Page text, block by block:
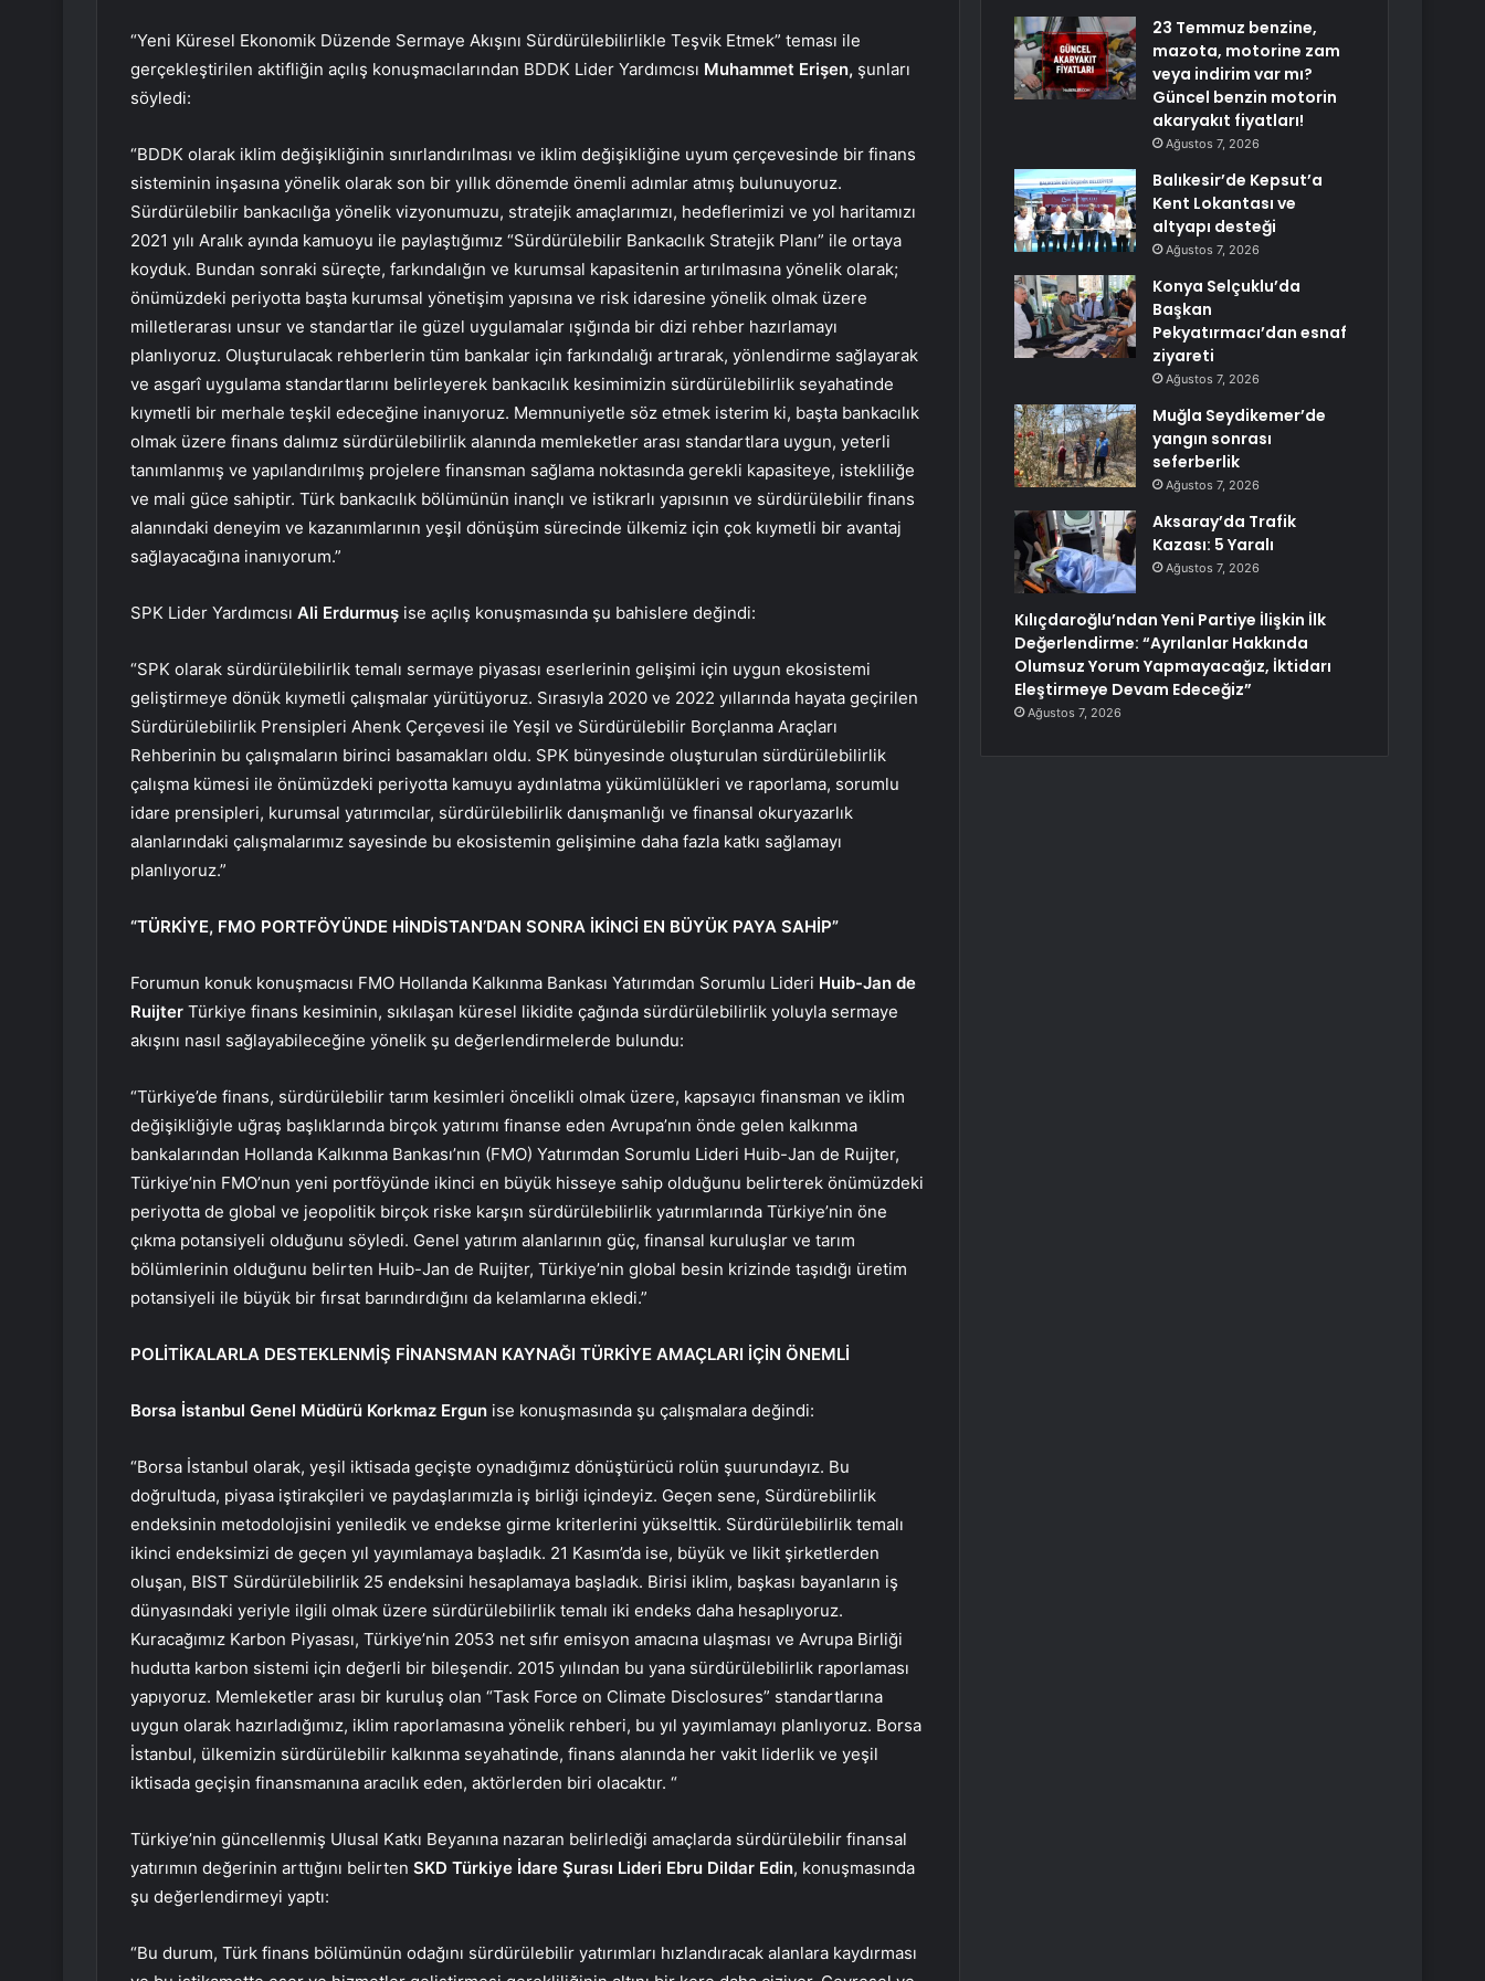
“Yeni Küresel Ekonomik Düzende Sermaye Akışını Sürdürülebilirlikle Teşvik Etmek” teması ile
gerçekleştirilen aktifliğin açılış konuşmacılarından BDDK Lider Yardımcısı Muhammet Erişen, şunları
söyledi:
“BDDK olarak iklim değişikliğinin sınırlandırılması ve iklim değişikliğine uyum çerçevesinde bir finans
sisteminin inşasına yönelik olarak son bir yıllık dönemde önemli adımlar atmış bulunuyoruz.
Sürdürülebilir bankacılığa yönelik vizyonumuzu, stratejik amaçlarımızı, hedeflerimizi ve yol haritamızı
2021 yılı Aralık ayında kamuoyu ile paylaştığımız “Sürdürülebilir Bankacılık Stratejik Planı” ile ortaya
koyduk. Bundan sonraki süreçte, farkındalığın ve kurumsal kapasitenin artırılmasına yönelik olarak;
önümüzdeki periyotta başta kurumsal yönetişim yapısına ve risk idaresine yönelik olmak üzere
milletlerarası unsur ve standartlar ile güzel uygulamalar ışığında bir dizi rehber hazırlamayı
planlıyoruz. Oluşturulacak rehberlerin tüm bankalar için farkındalığı artırarak, yönlendirme sağlayarak
ve asgarî uygulama standartlarını belirleyerek bankacılık kesimimizin sürdürülebilirlik seyahatinde
kıymetli bir merhale teşkil edeceğine inanıyoruz. Memnuniyetle söz etmek isterim ki, başta bankacılık
olmak üzere finans dalımız sürdürülebilirlik alanında memleketler arası standartlara uygun, yeterli
tanımlanmış ve yapılandırılmış projelere finansman sağlama noktasında gerekli kapasiteye, istekliliğe
ve mali güce sahiptir. Türk bankacılık bölümünün inançlı ve istikrarlı yapısının ve sürdürülebilir finans
alanındaki deneyim ve kazanımlarının yeşil dönüşüm sürecinde ülkemiz için çok kıymetli bir avantaj
sağlayacağına inanıyorum.”
SPK Lider Yardımcısı Ali Erdurmuş ise açılış konuşmasında şu bahislere değindi:
“SPK olarak sürdürülebilirlik temalı sermaye piyasası eserlerinin gelişimi için uygun ekosistemi
geliştirmeye dönük kıymetli çalışmalar yürütüyoruz. Sırasıyla 2020 ve 2022 yıllarında hayata geçirilen
Sürdürülebilirlik Prensipleri Ahenk Çerçevesi ile Yeşil ve Sürdürülebilir Borçlanma Araçları
Rehberinin bu çalışmaların birinci basamakları oldu. SPK bünyesinde oluşturulan sürdürülebilirlik
çalışma kümesi ile önümüzdeki periyotta kamuyu aydınlatma yükümlülükleri ve raporlama, sorumlu
idare prensipleri, kurumsal yatırımcılar, sürdürülebilirlik danışmanlığı ve finansal okuryazarlık
alanlarındaki çalışmalarımız sayesinde bu ekosistemin gelişimine daha fazla katkı sağlamayı
planlıyoruz.”
“TÜRKİYE, FMO PORTFÖYÜNDE HİNDİSTAN’DAN SONRA İKİNCİ EN BÜYÜK PAYA SAHİP”
Forumun konuk konuşmacısı FMO Hollanda Kalkınma Bankası Yatırımdan Sorumlu Lideri Huib-Jan de
Ruijter Türkiye finans kesiminin, sıkılaşan küresel likidite çağında sürdürülebilirlik yoluyla sermaye
akışını nasıl sağlayabileceğine yönelik şu değerlendirmelerde bulundu:
“Türkiye’de finans, sürdürülebilir tarım kesimleri öncelikli olmak üzere, kapsayıcı finansman ve iklim
değişikliğiyle uğraş başlıklarında birçok yatırımı finanse eden Avrupa’nın önde gelen kalkınma
bankalarından Hollanda Kalkınma Bankası’nın (FMO) Yatırımdan Sorumlu Lideri Huib-Jan de Ruijter,
Türkiye’nin FMO’nun yeni portföyünde ikinci en büyük hisseye sahip olduğunu belirterek önümüzdeki
periyotta de global ve jeopolitik birçok riske karşın sürdürülebilirlik yatırımlarında Türkiye’nin öne
çıkma potansiyeli olduğunu söyledi. Genel yatırım alanlarının güç, finansal kuruluşlar ve tarım
bölümlerinin olduğunu belirten Huib-Jan de Ruijter, Türkiye’nin global besin krizinde taşıdığı üretim
potansiyeli ile büyük bir fırsat barındırdığını da kelamlarına ekledi.”
POLİTİKALARLA DESTEKLENMİŞ FİNANSMAN KAYNAĞI TÜRKİYE AMAÇLARI İÇİN ÖNEMLİ
Borsa İstanbul Genel Müdürü Korkmaz Ergun ise konuşmasında şu çalışmalara değindi:
“Borsa İstanbul olarak, yeşil iktisada geçişte oynadığımız dönüştürücü rolün şuurundayız. Bu
doğrultuda, piyasa iştirakçileri ve paydaşlarımızla iş birliği içindeyiz. Geçen sene, Sürdürebilirlik
endeksinin metodolojisini yeniledik ve endekse girme kriterlerini yükselttik. Sürdürülebilirlik temalı
ikinci endeksimizi de geçen yıl yayımlamaya başladık. 21 Kasım’da ise, büyük ve likit şirketlerden
oluşan, BIST Sürdürülebilirlik 25 endeksini hesaplamaya başladık. Birisi iklim, başkası bayanların iş
dünyasındaki yeriyle ilgili olmak üzere sürdürülebilirlik temalı iki endeks daha hesaplıyoruz.
Kuracağımız Karbon Piyasası, Türkiye’nin 2053 net sıfır emisyon amacına ulaşması ve Avrupa Birliği
hudutta karbon sistemi için değerli bir bileşendir. 2015 yılından bu yana sürdürülebilirlik raporlaması
yapıyoruz. Memleketler arası bir kuruluş olan “Task Force on Climate Disclosures” standartlarına
uygun olarak hazırladığımız, iklim raporlamasına yönelik rehberi, bu yıl yayımlamayı planlıyoruz. Borsa
İstanbul, ülkemizin sürdürülebilir kalkınma seyahatinde, finans alanında her vakit liderlik ve yeşil
iktisada geçişin finansmanına aracılık eden, aktörlerden biri olacaktır. “
Türkiye’nin güncellenmiş Ulusal Katkı Beyanına nazaran belirlediği amaçlarda sürdürülebilir finansal
yatırımın değerinin arttığını belirten SKD Türkiye İdare Şurası Lideri Ebru Dildar Edin, konuşmasında
şu değerlendirmeyi yaptı:
“Bu durum, Türk finans bölümünün odağını sürdürülebilir yatırımları hızlandıracak alanlara kaydırması
23 Temmuz benzine,
mazota, motorine zam
veya indirim var mı?
Güncel benzin motorin
akaryakıt fiyatları!
Ağustos 7, 2026
Balıkesir’de Kepsut’a
Kent Lokantası ve
altyapı desteği
Ağustos 7, 2026
Konya Selçuklu’da
Başkan
Pekyatırmacı’dan esnaf
ziyareti
Ağustos 7, 2026
Muğla Seydikemer’de
yangın sonrası
seferberlik
Ağustos 7, 2026
Aksaray’da Trafik
Kazası: 5 Yaralı
Ağustos 7, 2026
Kılıçdaroğlu’ndan Yeni Partiye İlişkin İlk
Değerlendirme: “Ayrılanlar Hakkında
Olumsuz Yorum Yapmayacağız, İktidarı
Eleştirmeye Devam Edeceğiz”
Ağustos 7, 2026